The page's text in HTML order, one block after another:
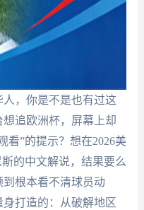
，你是不是也有过这
追欧洲杯，屏幕上却
看”的提示？想在2026美
的中文解说，结果要么
根本看不清球员动
打造的：从破解地区